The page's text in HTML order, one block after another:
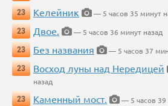
23
Келейник
— 5 часов 35 минут
23
Двое.
— 5 часов 36 минут назад
23
Без названия
— 5 часов 37
23
Восход луны над Нередицей
назад
23
Каменный мост. — 5 часов 39